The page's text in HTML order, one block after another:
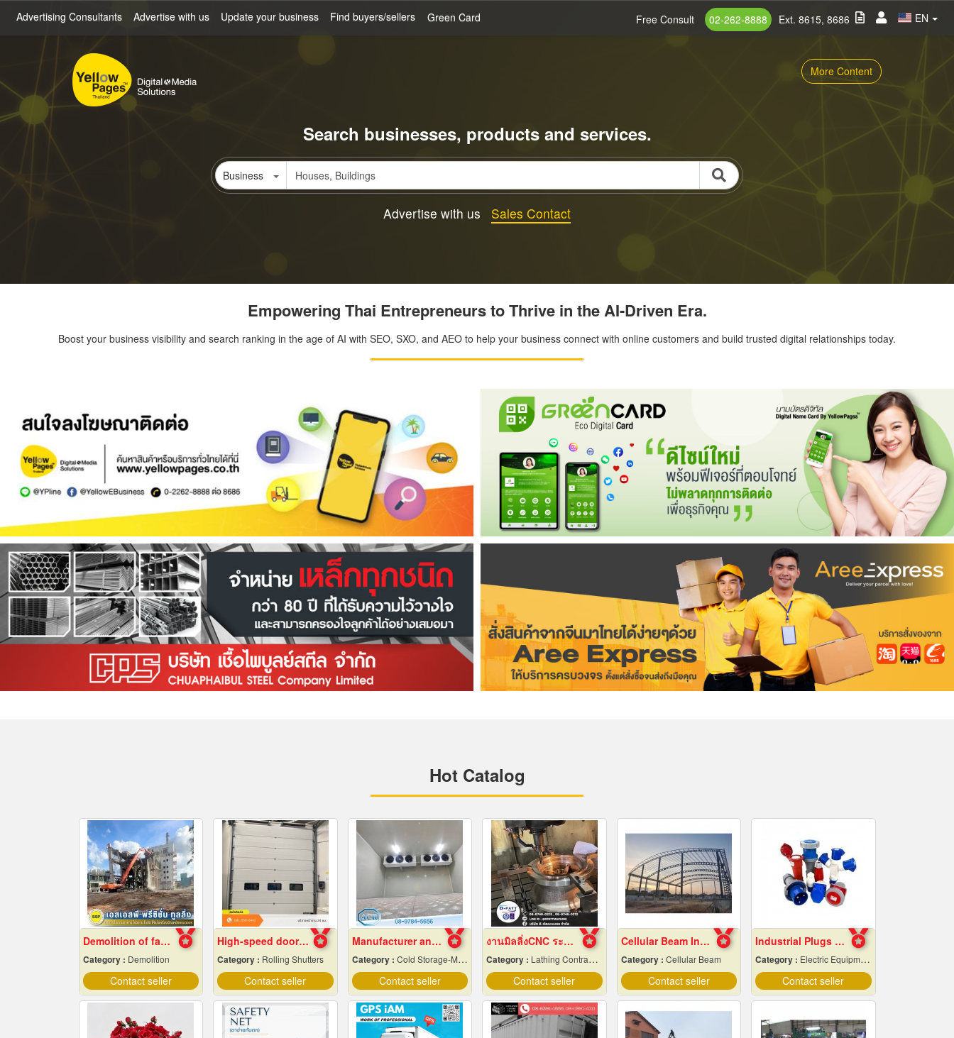
Advertising Consultants Advertise with us Update your business Find buyers/sellers Green Card EN
Free Consult 02-262-8888 Ext. 8615, 8686
More Content
Search businesses, products and services.
Business
Advertise with us Sales Contact
Empowering Thai Entrepreneurs to Thrive in the AI-Driven Era.
Boost your business visibility and search ranking in the age of AI with SEO, SXO, and AEO to help your business connect with online customers and build trusted digital relationships today.
Hot Catalog
Demolition of factory in Samut Prakan
Category : Demolition
Contact seller
High-speed door installation contractor
Category : Rolling Shutters
Contact seller
Manufacturer and installer of prefabricated cold r
Category : Cold Storage-Manufacturers & Installation Designer
Contact seller
งานมิลลิ่งCNC ระยอง
Category : Lathing Contractors
Contact seller
Cellular Beam Installation
Category : Cellular Beam
Contact seller
Industrial Plugs and Sockets in Pattaya, Chonburi
Category : Electric Equipment & Supplies-Wholesale & Manufacturers
Contact seller